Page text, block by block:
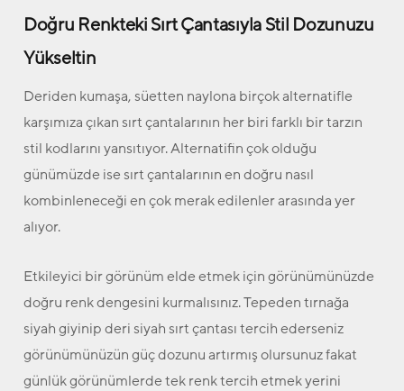
Doğru Renkteki Sırt Çantasıyla Stil Dozunuzu
Yükseltin
Deriden kumaşa, süetten naylona birçok alternatifle
karşımıza çıkan sırt çantalarının her biri farklı bir tarzın
stil kodlarını yansıtıyor. Alternatifin çok olduğu
günümüzde ise sırt çantalarının en doğru nasıl
kombinleneceği en çok merak edilenler arasında yer
alıyor.
Etkileyici bir görünüm elde etmek için görünümünüzde
doğru renk dengesini kurmalısınız. Tepeden tırnağa
siyah giyinip deri siyah sırt çantası tercih ederseniz
görünümünüzün güç dozunu artırmış olursunuz fakat
günlük görünümlerde tek renk tercih etmek yerini